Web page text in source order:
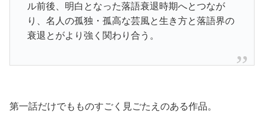
ル前後、明白となった落語衰退時期へとつなが
り、名人の孤独・孤高な芸風と生き方と落語界の
衰退とがより強く関わり合う。
第一話だけでもものすごく見ごたえのある作品。